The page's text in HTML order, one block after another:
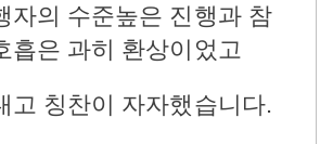
자의 수준높은 진행과 참
흡은 과히 환상이었고
고 칭찬이 자자했습니다.